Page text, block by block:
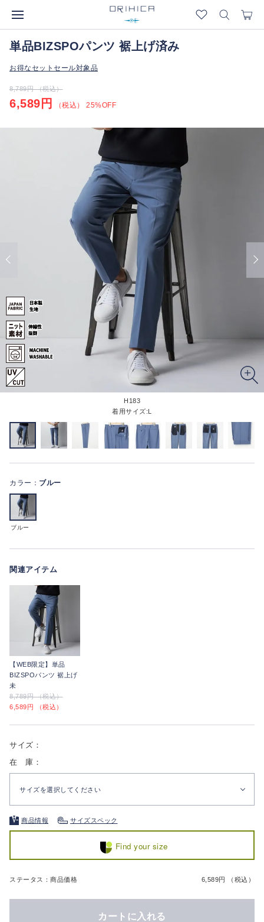
単品BIZSPOパンツ 裾上げ済み
お得なセットセール対象品
8,789円 （税込）
6,589円 （税込） 25%OFF
H183
着用サイズ:L
カラー： ブルー
ブルー
関連アイテム
【WEB限定】単品
BIZSPOパンツ 裾上げ
未
8,789円 （税込）
6,589円 （税込）
サイズ：
在 庫：
サイズを選択してください
商品情報 サイズスペック
Find your size
ステータス：商品価格 6,589円 （税込）
カートに入れる